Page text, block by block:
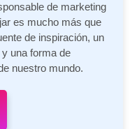
de marketing
es mucho más que
de inspiración, un
una forma de
nuestro mundo.